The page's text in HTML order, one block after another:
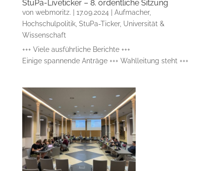
StuPa-Liveticker – 8. ordentliche Sitzung
von webmoritz. 17.09.2024 Aufmacher,
Hochschulpolitik, StuPa-Ticker, Universität &
Wissenschaft
+++ Viele ausführliche Berichte +++
Einige spannende Anträge +++ Wahlleitung steht +++